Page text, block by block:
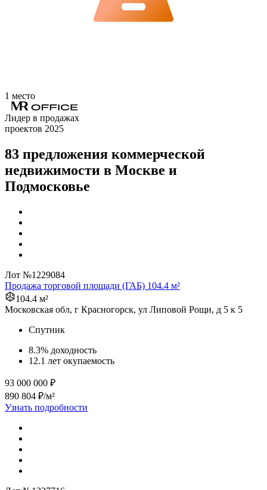
1 место
Лидер в продажах
проектов 2025
83 предложения коммерческой
недвижимости в Москве и
Подмосковье
Лот №1229084
Продажа торговой площади (ГАБ) 104.4 м²
104.4 м²
Московская обл, г Красногорск, ул Липовой Рощи, д 5 к 5
Спутник
8.3% доходность
12.1 лет окупаемость
93 000 000 ₽
890 804 ₽/м²
Узнать подробности